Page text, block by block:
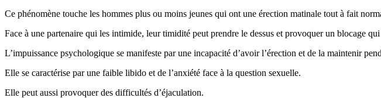
Ce phénomène touche les hommes plus ou moins jeunes qui ont une érection matinale tout à fait
Face à une partenaire qui les intimide, leur timidité peut prendre le dessus et provoquer un blocage qui
L’impuissance psychologique se manifeste par une incapacité d’avoir l’érection et de la maintenir
Elle se caractérise par une faible libido et de l’anxiété face à la question sexuelle.
Elle peut aussi provoquer des difficultés d’éjaculation.